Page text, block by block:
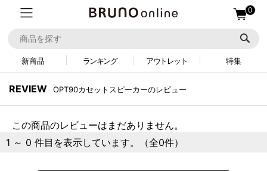
0
新商品 ランキング アウトレット 特集
REVIEW OPT90カセットスピーカーのレビュー
この商品のレビューはまだありません。
1 ～ 0 件目を表示しています。（全0件）